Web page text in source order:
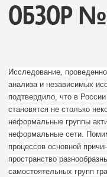
ОБЗОР
Исследование,
анализа и независимых
подтвердило, что в
становятся не столько
неформальные группы
неформальные сети.
процессов основной
пространство
самостоятельных групп